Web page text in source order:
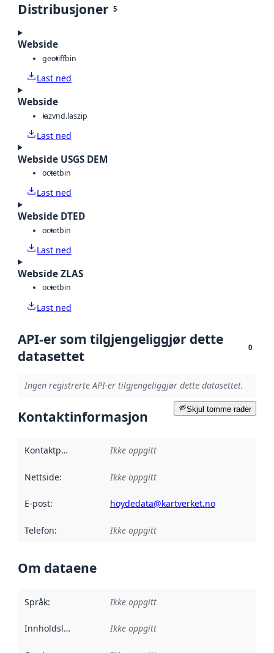
Distribusjoner 5
Webside
geotiffbin
Last ned
Webside
lazvnd.laszip
Last ned
Webside USGS DEM
octetbin
Last ned
Webside DTED
octetbin
Last ned
Webside ZLAS
octetbin
Last ned
API-er som tilgjengeliggjør dette
datasettet
0
Ingen registrerte API-er tilgjengeliggjør dette datasettet.
Skjul tomme rader
Kontaktinformasjon
Kontaktpunkt Ikke oppgitt
Nettside: Ikke oppgitt
E-post: hoydedata@kartverket.no
Telefon: Ikke oppgitt
Om dataene
Språk: Ikke oppgitt
Innholdsleverandører :
Ikke oppgitt